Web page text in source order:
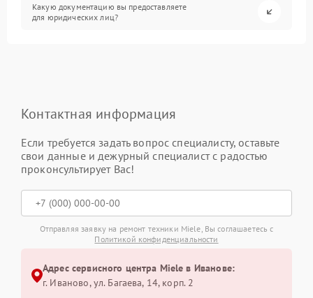
Какую документацию вы предоставляете
для юридических лиц?
Контактная информация
Если требуется задать вопрос специалисту, оставьте
свои данные и дежурный специалист с радостью
проконсультирует Вас!
Отправляя заявку на ремонт техники Miele, Вы соглашаетесь с
Политикой конфиденциальности
Адрес сервисного центра Miele в Иванове:
г. Иваново, ул. Багаева, 14, корп. 2